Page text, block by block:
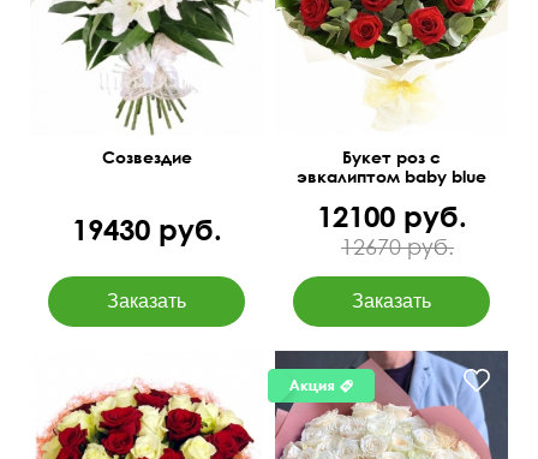
70 см
60 см
Созвездие
19430 руб.
50 см
50 см
Букет роз с
эвкалиптом baby blue
12100 руб.
12670 руб.